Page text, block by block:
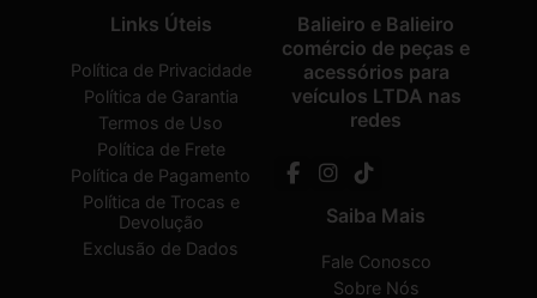
Links Úteis
Política de Privacidade
Política de Garantia
Termos de Uso
Política de Frete
Política de Pagamento
Política de Trocas e
Devolução
Exclusão de Dados
Balieiro e Balieiro
comércio de peças e
acessórios para
veículos LTDA nas
redes
Saiba Mais
Fale Conosco
Sobre Nós